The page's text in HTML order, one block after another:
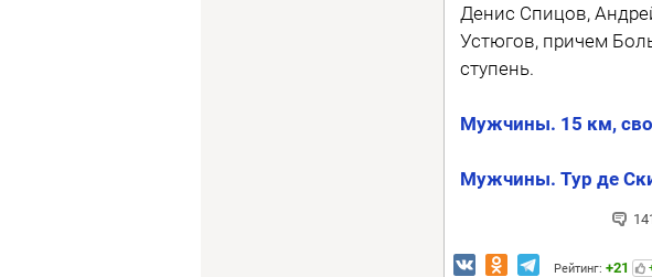
Денис Спицов,
Устюгов, причем
ступень.
Мужчины. 15 км,
Мужчины. Тур де
Рейтинг: +21